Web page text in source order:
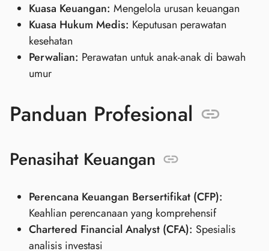
Kuasa Keuangan: Mengelola urusan keuangan
Kuasa Hukum Medis: Keputusan perawatan
kesehatan
Perwalian: Perawatan untuk anak-anak di bawah
umur
Panduan Profesional
Penasihat Keuangan
Perencana Keuangan Bersertifikat (CFP):
Keahlian perencanaan yang komprehensif
Chartered Financial Analyst (CFA): Spesialis
analisis investasi